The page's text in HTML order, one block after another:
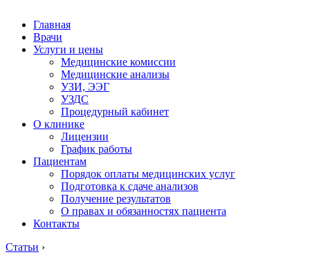
Главная
Врачи
Услуги и цены
Медицинские комиссии
Медицинские анализы
УЗИ, ЭЭГ
УЗДС
Процедурный кабинет
О клинике
Лицензии
График работы
Пациентам
Порядок оплаты медицинских услуг
Подготовка к сдаче анализов
Получение результатов
О правах и обязанностях пациента
Контакты
Статьи ›